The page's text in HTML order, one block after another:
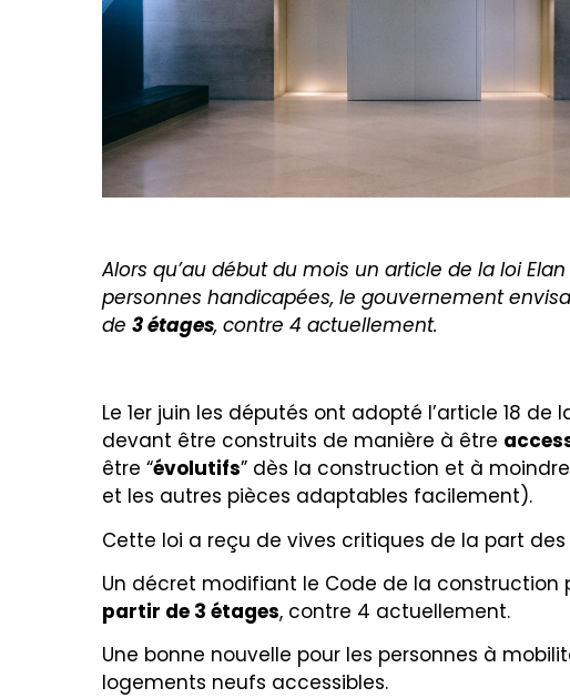
Alors qu’au début du mois un article de la loi
personnes handicapées, le gouvernement
de 3 étages, contre 4 actuellement.
Le 1er juin les députés ont adopté l’article 18 de
devant être construits de manière à être
être “évolutifs” dès la construction et à
et les autres pièces adaptables facilement).
Cette loi a reçu de vives critiques de la part
Un décret modifiant le Code de la construction
partir de 3 étages, contre 4 actuellement.
Une bonne nouvelle pour les personnes à
logements neufs accessibles.